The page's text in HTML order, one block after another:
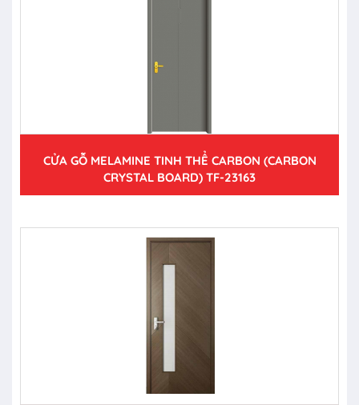
CỬA GỖ MELAMINE TINH THỂ CARBON (CARBON
CRYSTAL BOARD) TF-23163